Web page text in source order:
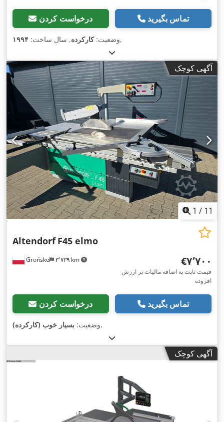
درخواست کردن تماس بگیرید
وضعیت:کارکرده, سال ساخت: ۱۹۹۴ ,
آگهی کوچک
1 / 11
Grońsko ۳٬۷۳۹ km
Altendorf F45 elmo
‎€۷٬۷۰۰
قیمت ثابت به اضافه مالیات بر ارزش
افزوده
درخواست کردن تماس بگیرید
وضعیت: بسیار خوب (کارکرده) ,
آگهی کوچک